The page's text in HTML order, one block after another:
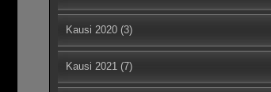
Kausi 2020 (3)
Kausi 2021 (7)